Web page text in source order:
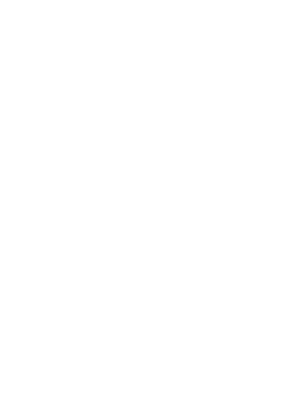
．．．★。☆。★。☆。★。☆。
勤しております。12：20からご
チ＆骨盤ストレッチ』をとり
のリラク系ボディケア♪マッサ
お身体リフレッシュ
井町線＃尾山台＃整体・マッサ
り・腰痛＃骨盤ストレッチ＃ス
＃PayPay